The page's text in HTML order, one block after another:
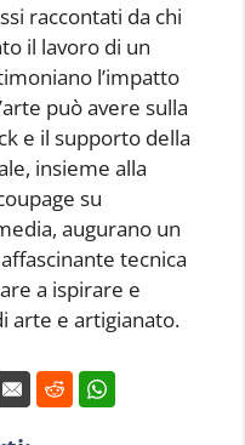
raccontati da chi
il lavoro di un
l’impatto
può avere sulla
e il supporto della
insieme alla
su
augurano un
tecnica
a ispirare e
arte e artigianato.